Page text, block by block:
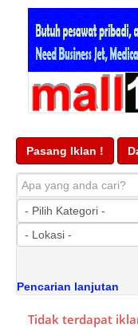
Pasang Iklan !
Pencarian lanjutan
Tidak terdapat